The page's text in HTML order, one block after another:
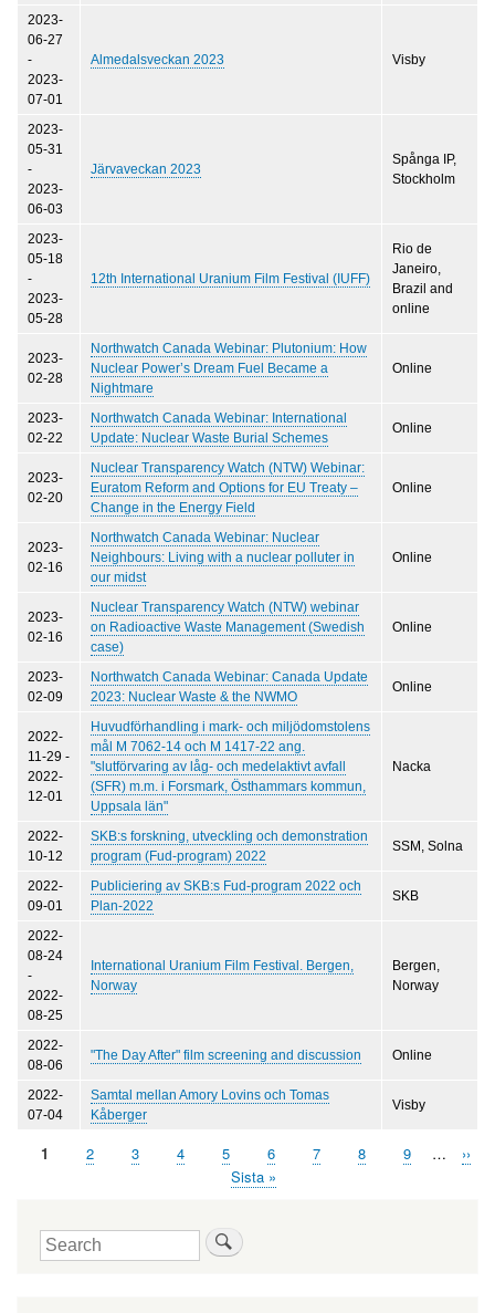
2023-
06-27
-
2023-
07-01
Almedalsveckan 2023 Visby
2023-
05-31
-
2023-
06-03
Järvaveckan 2023
Spånga IP,
Stockholm
2023-
05-18
-
2023-
05-28
12th International Uranium Film Festival (IUFF)
Rio de
Janeiro,
Brazil and
online
2023-
02-28
Northwatch Canada Webinar: Plutonium: How
Nuclear Power’s Dream Fuel Became a
Nightmare
Online
2023-
02-22
Northwatch Canada Webinar: International
Update: Nuclear Waste Burial Schemes
Online
2023-
02-20
Nuclear Transparency Watch (NTW) Webinar:
Euratom Reform and Options for EU Treaty –
Change in the Energy Field
Online
2023-
02-16
Northwatch Canada Webinar: Nuclear
Neighbours: Living with a nuclear polluter in
our midst
Online
2023-
02-16
Nuclear Transparency Watch (NTW) webinar
on Radioactive Waste Management (Swedish
case)
Online
2023-
02-09
Northwatch Canada Webinar: Canada Update
2023: Nuclear Waste & the NWMO
Online
2022-
11-29 -
2022-
12-01
Huvudförhandling i mark- och miljödomstolens
mål M 7062-14 och M 1417-22 ang.
"slutförvaring av låg- och medelaktivt avfall
(SFR) m.m. i Forsmark, Östhammars kommun,
Uppsala län"
Nacka
2022-
10-12
SKB:s forskning, utveckling och demonstration
program (Fud-program) 2022
SSM, Solna
2022-
09-01
Publiciering av SKB:s Fud-program 2022 och
Plan-2022
SKB
2022-
08-24
-
2022-
08-25
International Uranium Film Festival. Bergen,
Norway
Bergen,
Norway
2022-
08-06
"The Day After" film screening and discussion Online
2022-
07-04
Samtal mellan Amory Lovins och Tomas
Kåberger
Visby
Pagination
Page
1 Page
2 Page
3 Page
4 Page
5 Page
6 Page
7 Page
8 Page
9 …
Next
››
Last
Sista »
Search